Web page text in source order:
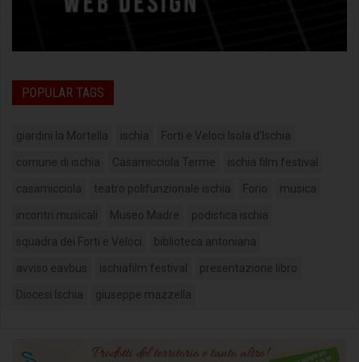
POPULAR TAGS
giardini la Mortella ischia Forti e Veloci Isola d'Ischia
comune di ischia Casamicciola Terme ischia film festival
casamicciola teatro polifunzionale ischia Forio musica
incontri musicali Museo Madre podistica ischia
squadra dei Forti e Veloci biblioteca antoniana
avviso eavbus ischiafilm festival presentazione libro
Diocesi Ischia giuseppe mazzella